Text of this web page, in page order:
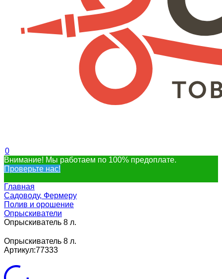
0
Внимание! Мы работаем по 100% предоплате.
Проверьте нас!
Главная
Садоводу, Фермеру
Полив и орошение
Опрыскиватели
Опрыскиватель 8 л.
Опрыскиватель 8 л.
Артикул:77333